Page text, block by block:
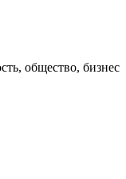
общество, бизнес